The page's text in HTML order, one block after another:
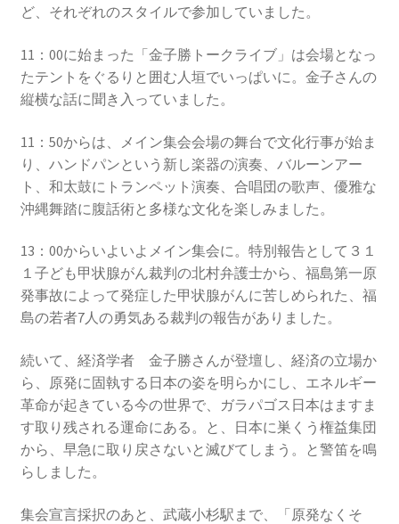
2015.3.8 第4回原発ゼロへのカウントダウンinかわさ
き 集会
2016.1.31 日本と原発上映会＆講演会
2016.3 .13 第5回原発ゼロへのカウントダウンinかわさ
き 集会
2017.3.12 第6回原発ゼロへのカウントダウンinかわさ
2018.3.11 第７回原発ゼロへのカウントダウンinかわ
さき集会
さき 集会
2023.3.12 第12回原発ゼロへのカウントダウンinかわ
さき集会
原発をとめる農家たち」上映会を開催
ど、それぞれのスタイルで参加していました。
11：00に始まった「金子勝トークライブ」は会場となっ
たテントをぐるりと囲む人垣でいっぱいに。金子さんの
縦横な話に聞き入っていました。
11：50からは、メイン集会会場の舞台で文化行事が始ま
り、ハンドパンという新し楽器の演奏、バルーンアー
ト、和太鼓にトランペット演奏、合唱団の歌声、優雅な
沖縄舞踏に腹話術と多様な文化を楽しみました。
13：00からいよいよメイン集会に。特別報告として３１
１子ども甲状腺がん裁判の北村弁護士から、福島第一原
発事故によって発症した甲状腺がんに苦しめられた、福
島の若者7人の勇気ある裁判の報告がありました。
続いて、経済学者 金子勝さんが登壇し、経済の立場か
ら、原発に固執する日本の姿を明らかにし、エネルギー
革命が起きている今の世界で、ガラパゴス日本はますま
す取り残される運命にある。と、日本に巣くう権益集団
から、早急に取り戻さないと滅びてしまう。と警笛を鳴
らしました。
集会宣言採択のあと、武蔵小杉駅まで、「原発なくそ